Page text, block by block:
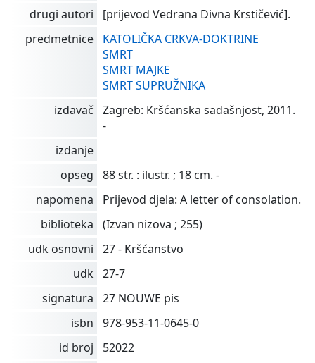
drugi autori
[prijevod Vedrana Divna Krstičević].
predmetnice
KATOLIČKA CRKVA-DOKTRINE
SMRT
SMRT MAJKE
SMRT SUPRUŽNIKA
izdavač
Zagreb: Kršćanska sadašnjost, 2011.
-
izdanje
opseg
88 str. : ilustr. ; 18 cm. -
napomena
Prijevod djela: A letter of consolation.
biblioteka
(Izvan nizova ; 255)
udk osnovni
27 - Kršćanstvo
udk 27-7
signatura
27 NOUWE pis
isbn
978-953-11-0645-0
id broj
52022